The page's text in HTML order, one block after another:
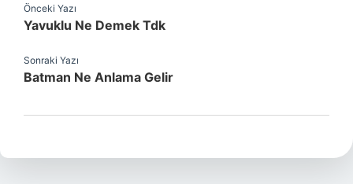
Önceki Yazı
Yavuklu Ne Demek Tdk
Sonraki Yazı
Batman Ne Anlama Gelir